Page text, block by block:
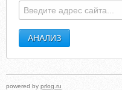
powered by prlog.ru